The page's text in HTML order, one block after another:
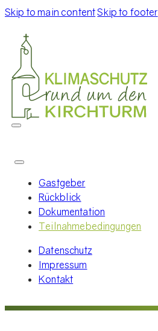
Skip to main contentSkip to footer
Gastgeber
Rückblick
Dokumentation
Teilnahmebedingungen
Datenschutz
Impressum
Kontakt